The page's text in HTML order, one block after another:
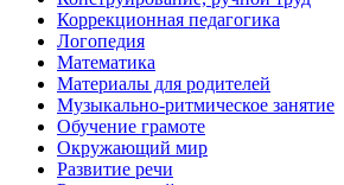
Коррекционная педагогика
Логопедия
Математика
Материалы для родителей
Музыкально-ритмическое занятие
Обучение грамоте
Окружающий мир
Развитие речи